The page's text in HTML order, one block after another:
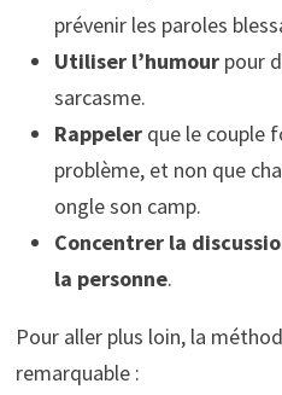
prévenir les paroles
Utiliser l’humourpour
sarcasme.
Rappelerque le couple
problème, et non que
ongle son camp.
Concentrer la
la personne.
Pour aller plus loin, la
remarquable :